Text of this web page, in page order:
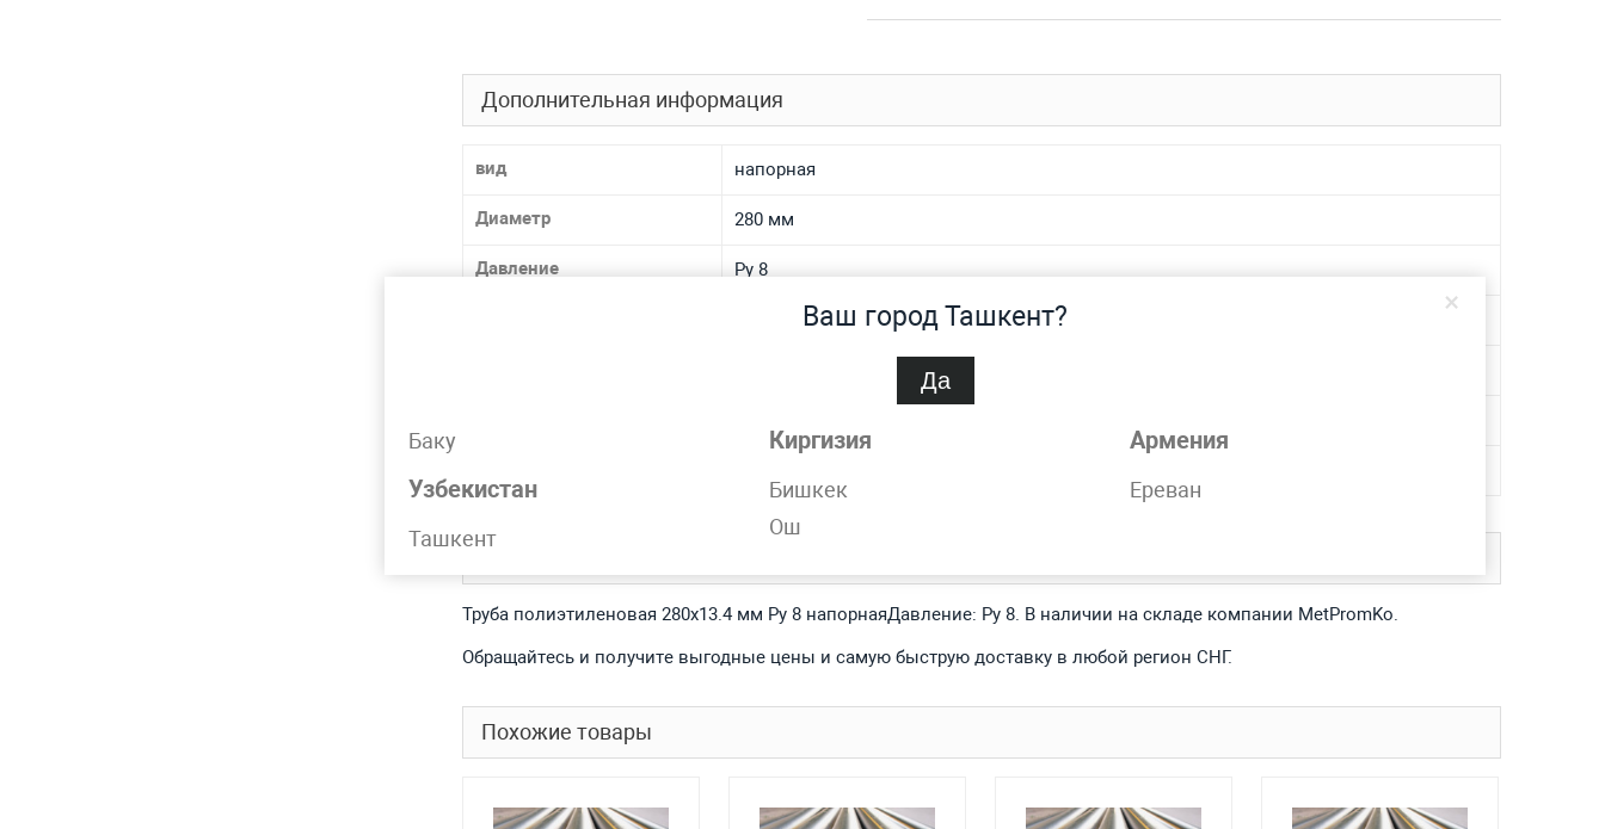
×
Ваш город Ташкент?
Да
Баку
Узбекистан
Ташкент
Киргизия
Бишкек
Ош
Армения
Ереван
Дополнительная информация
вид напорная
Диаметр 280 мм
Давление Ру 8
полиэтиленовая
Труба полиэтиленовая 280х13.4 мм Ру 8 напорнаяДавление: Ру 8. В наличии на складе компании MetPromKo.
Обращайтесь и получите выгодные цены и самую быструю доставку в любой регион СНГ.
Похожие товары